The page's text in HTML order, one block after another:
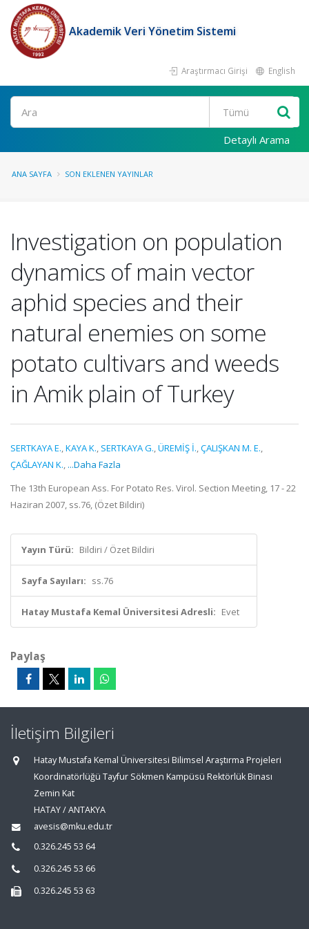
Akademik Veri Yönetim Sistemi
Araştırmacı Girişi English
Ara
Detaylı Arama
ANA SAYFA SON EKLENEN YAYINLAR
Investigation on population
dynamics of main vector
aphid species and their
natural enemies on some
potato cultivars and weeds
in Amik plain of Turkey
SERTKAYA E.,KAYA K., SERTKAYA G.,ÜREMİŞ İ.,ÇALIŞKAN M. E.,
ÇAĞLAYAN K., ...Daha Fazla
The 13th European Ass. For Potato Res. Virol. Section Meeting, 17 - 22
Haziran 2007, ss.76, (Özet Bildiri)
Yayın Türü: Bildiri / Özet Bildiri
Sayfa Sayıları: ss.76
Hatay Mustafa Kemal Üniversitesi Adresli: Evet
Paylaş
İletişim Bilgileri
Hatay Mustafa Kemal Üniversitesi Bilimsel Araştırma Projeleri
Koordinatörlüğü Tayfur Sökmen Kampüsü Rektörlük Binası
Zemin Kat
HATAY / ANTAKYA
avesis@mku.edu.tr
0.326.245 53 64
0.326.245 53 66
0.326.245 53 63